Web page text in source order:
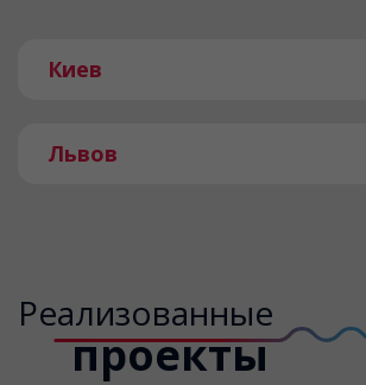
Киев
Львов
Реализованные
проекты